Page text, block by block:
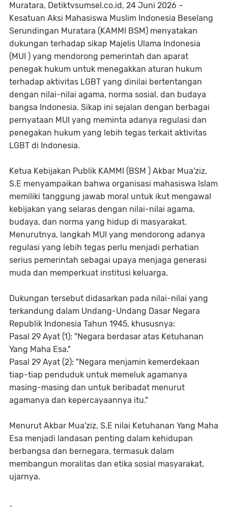
Muratara, Detiktvsumsel.co.id, 24 Juni 2026 –
Kesatuan Aksi Mahasiswa Muslim Indonesia Beselang
Serundingan Muratara (KAMMI BSM) menyatakan
dukungan terhadap sikap Majelis Ulama Indonesia
(MUI ) yang mendorong pemerintah dan aparat
penegak hukum untuk menegakkan aturan hukum
terhadap aktivitas LGBT yang dinilai bertentangan
dengan nilai-nilai agama, norma sosial, dan budaya
bangsa Indonesia. Sikap ini sejalan dengan berbagai
pernyataan MUI yang meminta adanya regulasi dan
penegakan hukum yang lebih tegas terkait aktivitas
LGBT di Indonesia.
Ketua Kebijakan Publik KAMMI (BSM ) Akbar Mua'ziz,
S.E menyampaikan bahwa organisasi mahasiswa Islam
memiliki tanggung jawab moral untuk ikut mengawal
kebijakan yang selaras dengan nilai-nilai agama,
budaya, dan norma yang hidup di masyarakat.
Menurutnya, langkah MUI yang mendorong adanya
regulasi yang lebih tegas perlu menjadi perhatian
serius pemerintah sebagai upaya menjaga generasi
muda dan memperkuat institusi keluarga.
Dukungan tersebut didasarkan pada nilai-nilai yang
terkandung dalam Undang-Undang Dasar Negara
Republik Indonesia Tahun 1945, khususnya:
Pasal 29 Ayat (1): "Negara berdasar atas Ketuhanan
Yang Maha Esa."
Pasal 29 Ayat (2): "Negara menjamin kemerdekaan
tiap-tiap penduduk untuk memeluk agamanya
masing-masing dan untuk beribadat menurut
agamanya dan kepercayaannya itu."
Menurut Akbar Mua'ziz, S.E nilai Ketuhanan Yang Maha
Esa menjadi landasan penting dalam kehidupan
berbangsa dan bernegara, termasuk dalam
membangun moralitas dan etika sosial masyarakat,
ujarnya.
-